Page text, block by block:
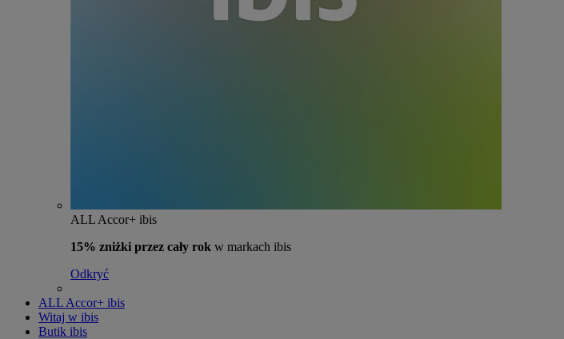
ALL Accor+ ibis
15% zniżki przez cały rok w markach ibis
Odkryć
ALL Accor+ ibis
Witaj w ibis
Butik ibis